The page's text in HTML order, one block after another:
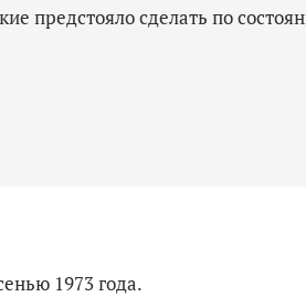
предстояло сделать по
1973 года.